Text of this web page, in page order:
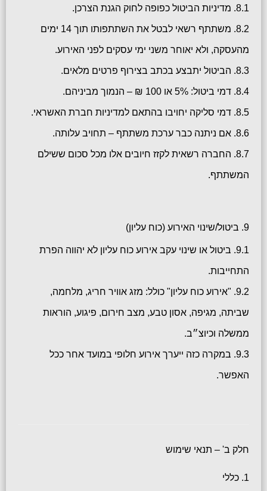
8.1. מדיניות הביטול כפופה לחוק הגנת הצרכן.
8.2. משתתף רשאי לבטל את השתתפותו תוך 14 ימים
מהעסקה, ולא יאוחר משני ימי עסקים לפני האירוע.
8.3. הביטול יתבצע בכתב בצירוף פרטים מלאים.
8.4. דמי ביטול: 5% או 100 ₪ – הנמוך מביניהם.
8.5. דמי סליקה יחויבו בהתאם למדיניות חברת האשראי.
8.6. אם ניתנה כבר ערכת משתתף – תחויב עלותה.
8.7. החברה רשאית לקזז חיובים אלו מכל סכום ששילם
המשתתף.
9. ביטול/שינוי האירוע (כוח עליון)
9.1. ביטול או שינוי עקב אירוע כוח עליון לא יהווה הפרת
התחייבות.
9.2. "אירוע כוח עליון" כולל: מזג אוויר חריג, מלחמה,
שביתה, מגיפה, אסון טבע, מצב חירום, פיגוע, הוראות
ממשלה וכיוצ״ב.
9.3. במקרה כזה ייערך אירוע חלופי במועד אחר ככל
האפשר.
חלק ב' – תנאי שימוש
1. כללי